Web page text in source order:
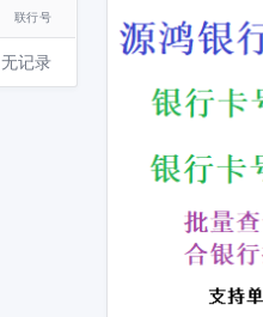
联行号
无记录